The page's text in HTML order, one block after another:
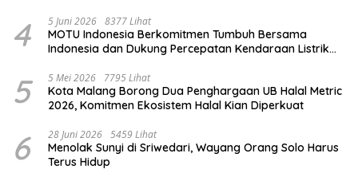
4 5 Juni 2026 8377 Lihat
MOTU Indonesia Berkomitmen Tumbuh Bersama
Indonesia dan Dukung Percepatan Kendaraan Listrik
5 5 Mei 2026 7795 Lihat
Kota Malang Borong Dua Penghargaan UB Halal Metric
2026, Komitmen Ekosistem Halal Kian Diperkuat
6 28 Juni 2026 5459 Lihat
Menolak Sunyi di Sriwedari, Wayang Orang Solo Harus
Terus Hidup